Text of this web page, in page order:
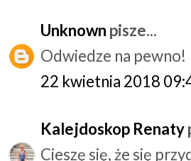
Unknown pisze...
Odwiedze na pewno!
22 kwietnia 2018
Kalejdoskop Renaty
Cieszę się, że się